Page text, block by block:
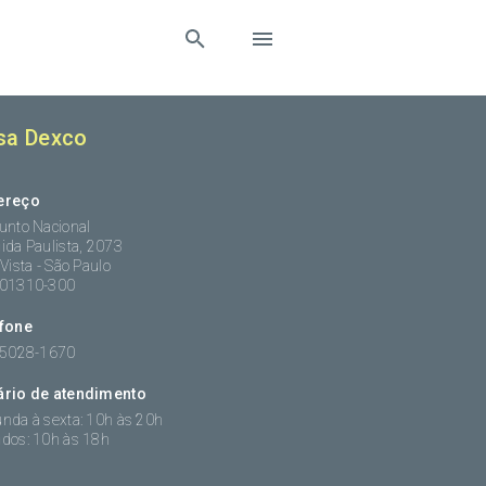
Dexco
Nacional
Paulista, 2073
- São Paulo
300
1670
de atendimento
à sexta: 10h às 20h
10h às 18h